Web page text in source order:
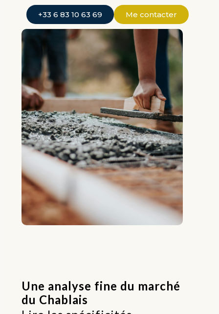
+33 6 83 10 63 69 Me contacter
Une analyse fine du marché
du Chablais